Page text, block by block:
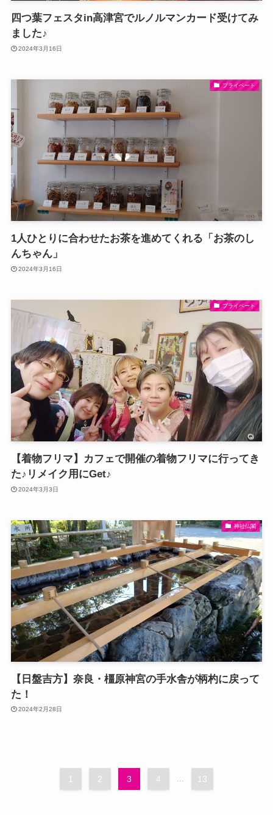
四つ葉フェスタin高津宮でルノルマンカード受けてみ
ました♪
2024年3月16日
プライベート
1人ひとりに合わせたお茶を進めてくれる「お茶のし
んちゃん」
2024年3月16日
プライベート
【着物フリマ】カフェで開催の着物フリマに行ってき
た♪リメイク用にGet♪
2024年3月3日
神社仏閣
【日盤吉方】奈良・橿原神宮の手水舎が柄杓に戻って
た！
2024年2月28日
1 2 3 4 13